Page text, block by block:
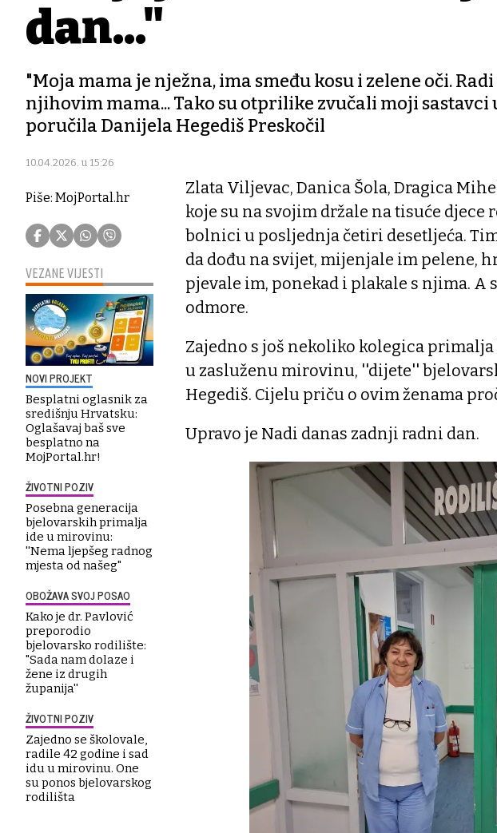
dan..."
"Moja mama je nježna, ima smeđu kosu i zelene oči.
njihovim mama... Tako su otprilike zvučali moji sastavci
poručila Danijela Hegediš Preskočil
10.04.2026. u 15:26
Piše: MojPortal.hr
VEZANE VIJESTI
NOVI PROJEKT
Besplatni oglasnik za
središnju Hrvatsku:
Oglašavaj baš sve
besplatno na
MojPortal.hr!
ŽIVOTNI POZIV
Posebna generacija
bjelovarskih primalja
ide u mirovinu:
''Nema ljepšeg radnog
mjesta od našeg"
OBOŽAVA SVOJ POSAO
Kako je dr. Pavlović
preporodio
bjelovarsko rodilište:
"Sada nam dolaze i
žene iz drugih
županija''
ŽIVOTNI POZIV
Zajedno se školovale,
radile 42 godine i sad
idu u mirovinu. One
su ponos bjelovarskog
rodilišta
Zlata Viljevac, Danica Šola, Dragica
koje su na svojim držale na tisuće djece
bolnici u posljednja četiri desetljeća.
da dođu na svijet, mijenjale im pelene,
pjevale im, ponekad i plakale s njima. A
odmore.
Zajedno s još nekoliko kolegica
u zasluženu mirovinu, ''dijete''
Hegediš. Cijelu priču o ovim ženama
Upravo je Nadi danas zadnji radni dan.